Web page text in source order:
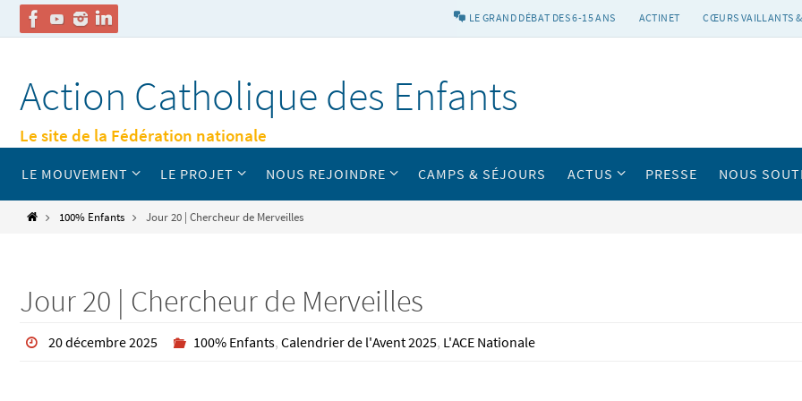
contenu
LE GRAND DÉBAT DES 6-15 ANS ACTINET CŒURS VAILLANTS
Action Catholique des Enfants
Le site de la Fédération nationale
contenu
LE MOUVEMENT LE PROJET NOUS REJOINDRE CAMPS & SÉJOURS ACTUS PRESSE NOUS
Home100% Enfants Jour 20 | Chercheur de Merveilles
Jour 20 | Chercheur de Merveilles
20 décembre 2025 100% Enfants, Calendrier de l'Avent 2025, L'ACE Nationale